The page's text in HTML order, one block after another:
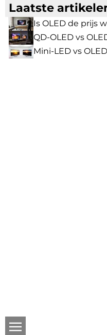
Laatste
Is OLED de prijs
QD-OLED vs
Mini-LED vs OLED